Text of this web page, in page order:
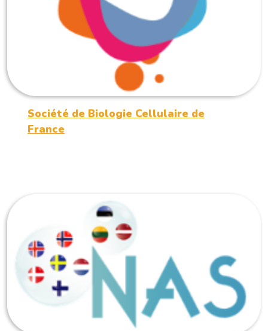
Société de Biologie Cellulaire de
France